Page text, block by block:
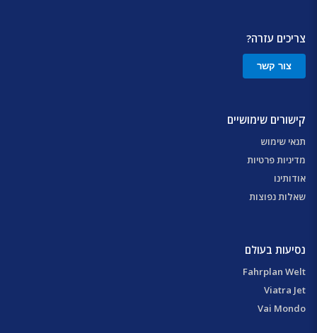
צריכים עזרה?
צור קשר
קישורים שימושיים
תנאי שימוש
מדיניות פרטיות
אודותינו
שאלות נפוצות
נסיעות בעולם
Fahrplan Welt
Viatra Jet
Vai Mondo